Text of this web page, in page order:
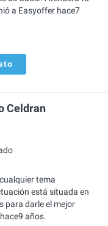
a Easyoffer hace7
Celdran
tema
está situada en
para darle el mejor
años.